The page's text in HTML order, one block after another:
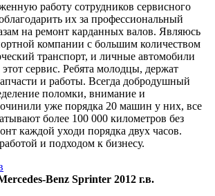
работу сотрудников сервисного
их за профессиональный
на ремонт карданных валов. Являюсь
компании с большим количеством
транспорт, и личные автомобили
этот сервис. Ребята молодцы, держат
и работы. Всегда добродушный
поломки, внимание и
уже порядка 20 машин у них, все
более 100 000 километров без
каждой уходи порядка двух часов.
и подходом к бизнесу.
Benz Sprinter 2012 г.в.